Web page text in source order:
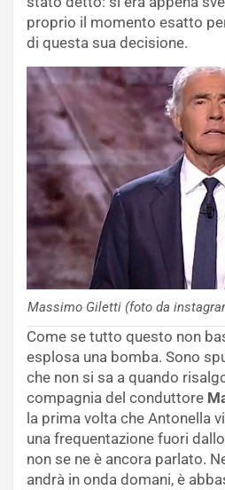
proprio il momento esatto
di questa sua decisione.
Massimo Giletti (foto da
Come se tutto questo non
esplosa una bomba. Sono
che non si sa a quando
compagnia del conduttore
la prima volta che Antonella
una frequentazione fuori
non se ne è ancora parlato.
andrà in onda domani, è